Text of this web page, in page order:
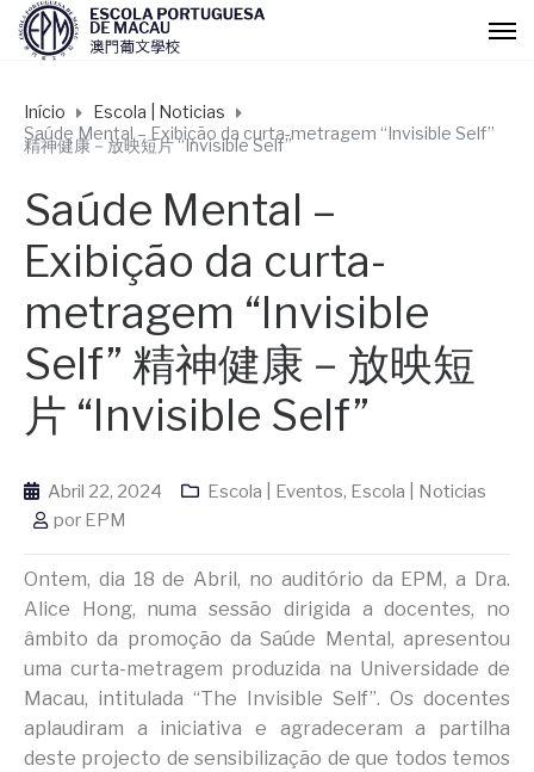
Início
Escola | Noticias
Saúde Mental – Exibição da curta-metragem “Invisible Self”
精神健康－放映短片 “Invisible Self”
Saúde Mental –
Exibição da curta-
metragem “Invisible
Self” 精神健康－放映短
片 “Invisible Self”
Abril 22, 2024 Escola | Eventos, Escola | Noticias
por EPM
Ontem, dia 18 de Abril, no auditório da EPM, a Dra.
Alice Hong, numa sessão dirigida a docentes, no
âmbito da promoção da Saúde Mental, apresentou
uma curta-metragem produzida na Universidade de
Macau, intitulada “The Invisible Self”. Os docentes
aplaudiram a iniciativa e agradeceram a partilha
deste projecto de sensibilização de que todos temos